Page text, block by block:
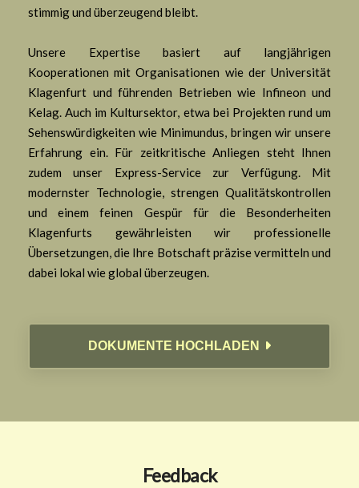
stimmig und überzeugend bleibt.
Unsere Expertise basiert auf langjährigen
Kooperationen mit Organisationen wie der Universität
Klagenfurt und führenden Betrieben wie Infineon und
Kelag. Auch im Kultursektor, etwa bei Projekten rund um
Sehenswürdigkeiten wie Minimundus, bringen wir unsere
Erfahrung ein. Für zeitkritische Anliegen steht Ihnen
zudem unser Express-Service zur Verfügung. Mit
modernster Technologie, strengen Qualitätskontrollen
und einem feinen Gespür für die Besonderheiten
Klagenfurts gewährleisten wir professionelle
Übersetzungen, die Ihre Botschaft präzise vermitteln und
dabei lokal wie global überzeugen.
DOKUMENTE HOCHLADEN
Feedback